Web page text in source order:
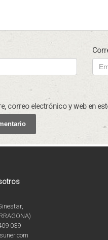
correo electrónico y web en
039